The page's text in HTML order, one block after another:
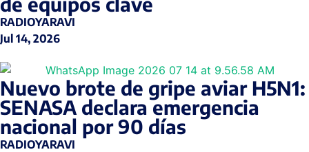
RADIOYARAVI
Jul 14, 2026
Nuevo brote de gripe aviar H5N1:
SENASA declara emergencia
nacional por 90 días
RADIOYARAVI